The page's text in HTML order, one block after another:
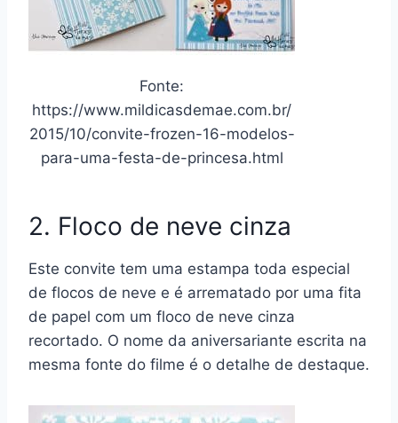
Fonte:
https://www.mildicasdemae.com.br/
2015/10/convite-frozen-16-modelos-
para-uma-festa-de-princesa.html
2. Floco de neve cinza
Este convite tem uma estampa toda especial
de flocos de neve e é arrematado por uma fita
de papel com um floco de neve cinza
recortado. O nome da aniversariante escrita na
mesma fonte do filme é o detalhe de destaque.